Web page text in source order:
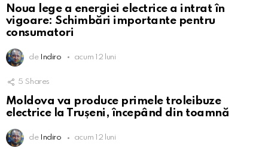
Noua lege a energiei electrice a intrat în
vigoare: Schimbări importante pentru
consumatori
de Indiro acum 12 luni
5 Shares
Moldova va produce primele troleibuze
electrice la Trușeni, începând din toamnă
de Indiro acum 12 luni